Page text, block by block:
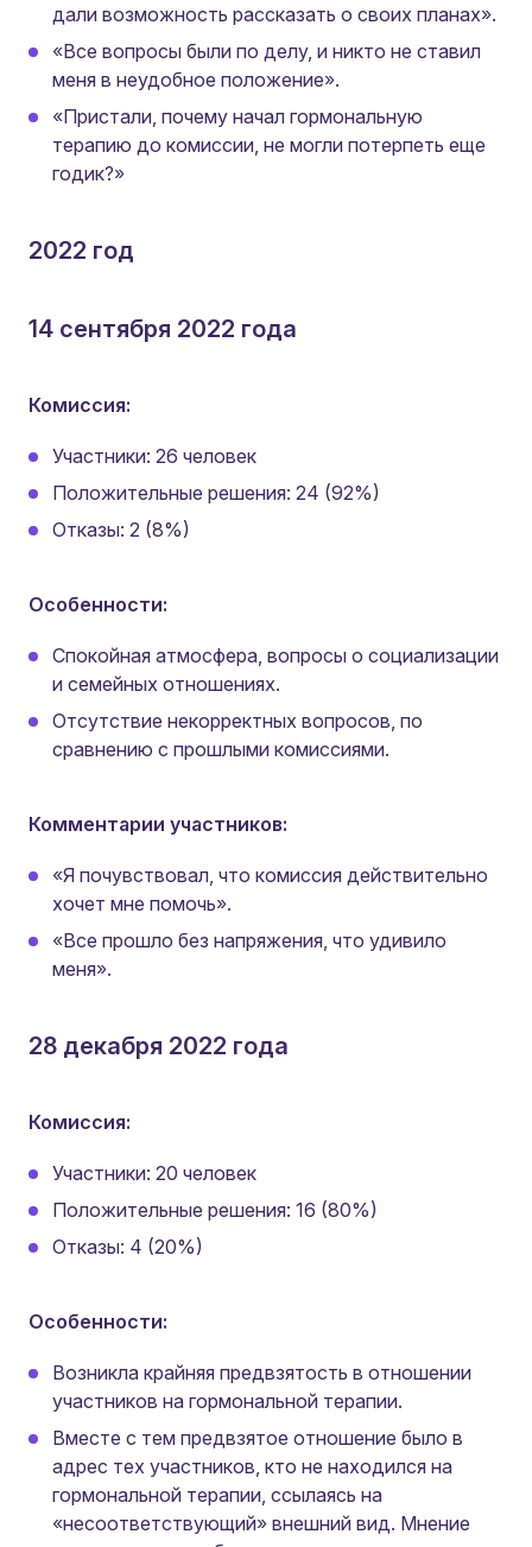
дали возможность рассказать о своих планах».
«Все вопросы были по делу, и никто не ставил
меня в неудобное положение».
«Пристали, почему начал гормональную
терапию до комиссии, не могли потерпеть еще
годик?»
2022 год
14 сентября 2022 года
Комиссия:
Участники: 26 человек
Положительные решения: 24 (92%)
Отказы: 2 (8%)
Особенности:
Спокойная атмосфера, вопросы о социализации
и семейных отношениях.
Отсутствие некорректных вопросов, по
сравнению с прошлыми комиссиями.
Комментарии участников:
«Я почувствовал, что комиссия действительно
хочет мне помочь».
«Все прошло без напряжения, что удивило
меня».
28 декабря 2022 года
Комиссия:
Участники: 20 человек
Положительные решения: 16 (80%)
Отказы: 4 (20%)
Особенности:
Возникла крайняя предвзятость в отношении
участников на гормональной терапии.
Вместе с тем предвзятое отношение было в
адрес тех участников, кто не находился на
гормональной терапии, ссылаясь на
«несоответствующий» внешний вид. Мнение